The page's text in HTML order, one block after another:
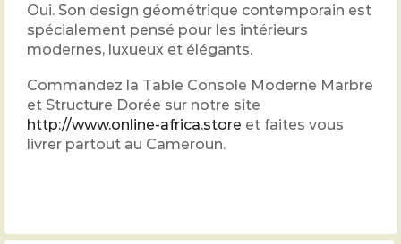
Oui. Son design géométrique contemporain est
spécialement pensé pour les intérieurs
modernes, luxueux et élégants.
Commandez la Table Console Moderne Marbre
et Structure Dorée sur notre site
http://www.online-africa.store et faites vous
livrer partout au Cameroun.